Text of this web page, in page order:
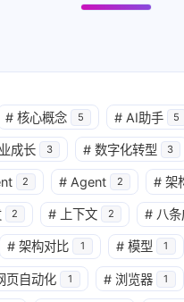
# 核心概念 5 # AI助手 5
成长 3 # 数字化转型 3
2 # Agent 2 # 架
2 # 上下文 2 # 八
# 架构对比 1 # 模型 1
页自动化 1 # 浏览器 1